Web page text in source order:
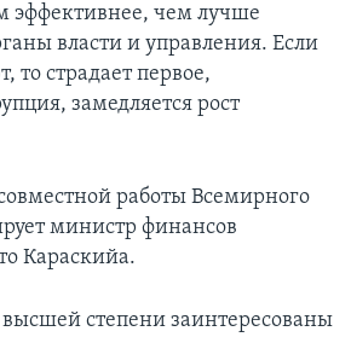
эффективнее, чем лучше
власти и управления. Если
то страдает первое,
замедляется рост
работы Всемирного
министр финансов
Караскийа.
степени заинтересованы